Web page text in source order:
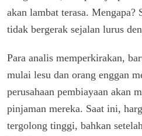
akan lambat terasa.
tidak bergerak sejalan lurus
Para analis memperkirakan,
mulai lesu dan orang enggan
perusahaan pembiayaan akan
pinjaman mereka. Saat ini,
tergolong tinggi, bahkan